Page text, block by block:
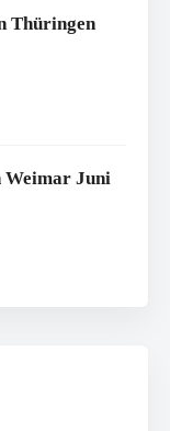
Thüringen
Weimar Juni